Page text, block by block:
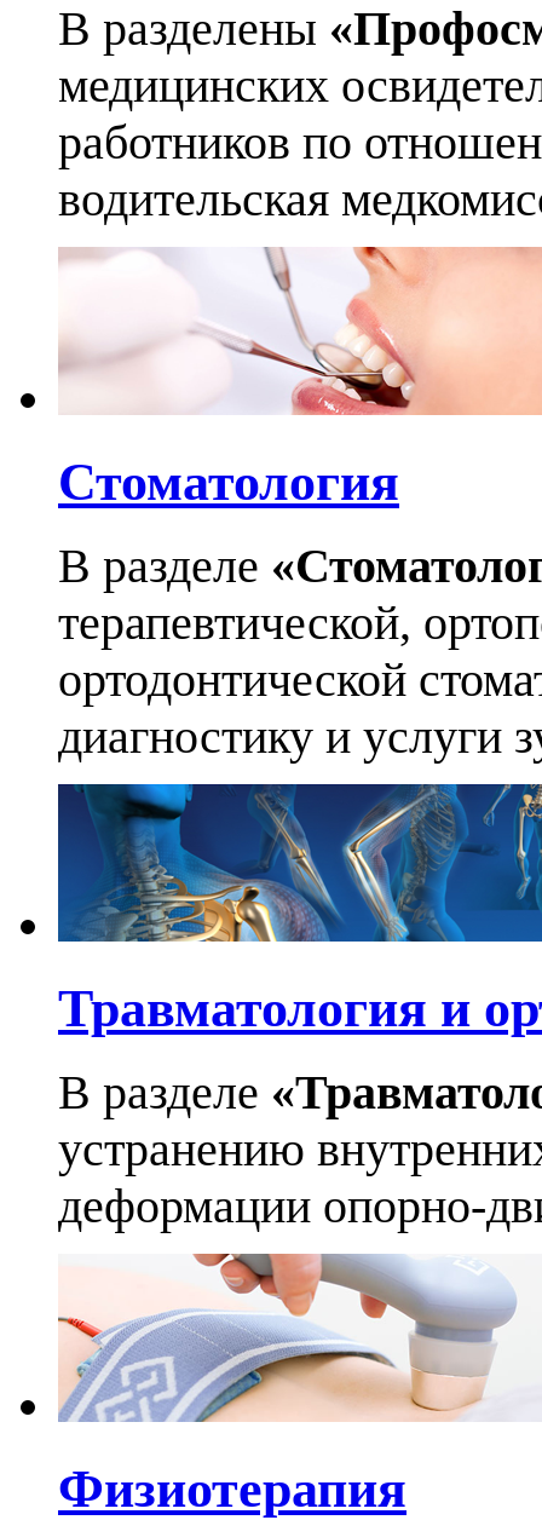
В разделены
медицинских
работников по
водительская
Стоматология
В разделе
терапевтической,
ортодонтической
диагностику и услуги
Травматология и
В разделе
устранению
деформации опорно-
Физиотерапия